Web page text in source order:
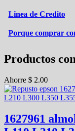
Linea de Credito
Porque comprar
Productos
Ahorre $ 2.00
1627961